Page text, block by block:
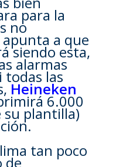
para la
no
a que
siendo esta,
alarmas
todas las
Heineken
6.000
su plantilla)
tan poco
de